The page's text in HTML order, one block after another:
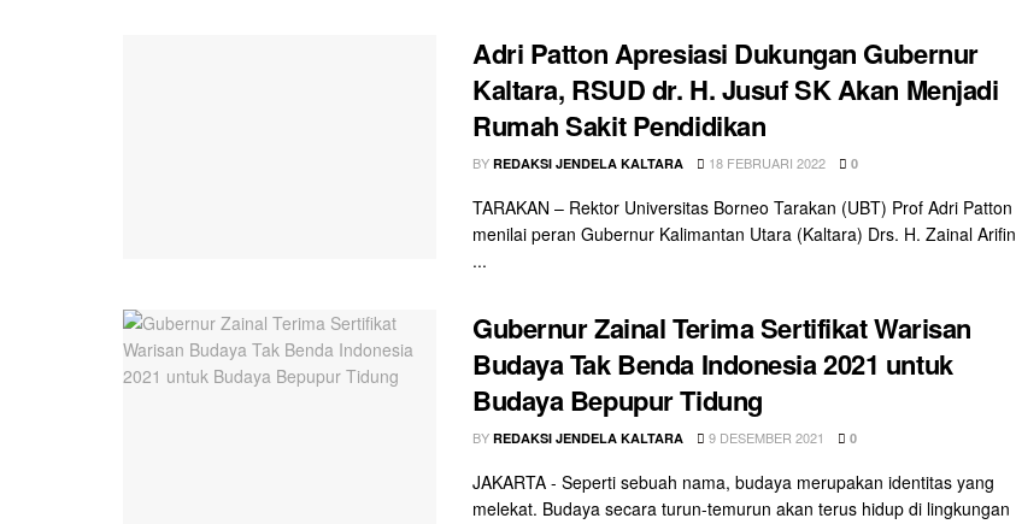
Adri Patton Apresiasi Dukungan Gubernur
Kaltara, RSUD dr. H. Jusuf SK Akan Menjadi
Rumah Sakit Pendidikan
BY REDAKSI JENDELA KALTARA 18 FEBRUARI 2022 0
TARAKAN – Rektor Universitas Borneo Tarakan (UBT) Prof Adri Patton
menilai peran Gubernur Kalimantan Utara (Kaltara) Drs. H. Zainal Arifin
...
Gubernur Zainal Terima Sertifikat Warisan
Budaya Tak Benda Indonesia 2021 untuk
Budaya Bepupur Tidung
BY REDAKSI JENDELA KALTARA 9 DESEMBER 2021 0
JAKARTA - Seperti sebuah nama, budaya merupakan identitas yang
melekat. Budaya secara turun-temurun akan terus hidup di lingkungan